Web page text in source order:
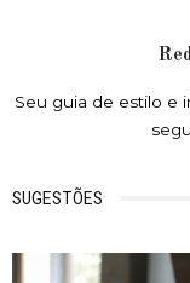
Seu guia de estilo e
SUGESTÕES